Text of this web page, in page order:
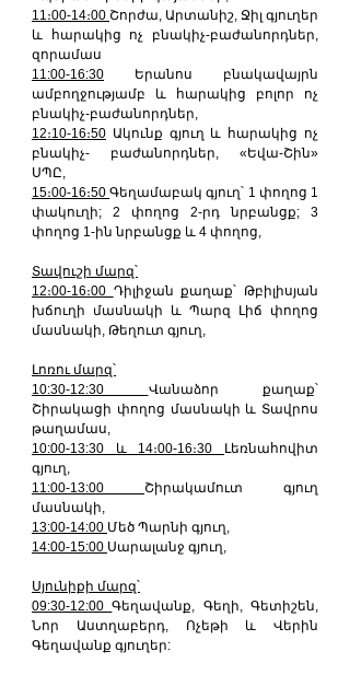
11։00-14։00 Շորժա, Արտանիշ, Ջիլ գյուղեր
և հարակից ոչ բնակիչ-բաժանորդներ,
զորամաս
11:00-16:30 Երանոս բնակավայրն
ամբողջությամբ և հարակից բոլոր ոչ
բնակիչ-բաժանորդներ,
12։10-16։50 Ակունք գյուղ և հարակից ոչ
բնակիչ- բաժանորդներ, «Եվա-Շին»
ՍՊԸ,
15։00-16։50 Գեղամաբակ գյուղ՝ 1 փողոց 1
փակուղի; 2 փողոց 2-րդ նրբանցք; 3
փողոց 1-ին նրբանցք և 4 փողոց,
Տավուշի մարզ՝
12։00-16։00 Դիլիջան քաղաք՝ Թբիլիսյան
խճուղի մասնակի և Պարզ Լիճ փողոց
մասնակի, Թեղուտ գյուղ,
Լոռու մարզ՝
10:30-12:30 Վանաձոր քաղաք՝
Շիրակացի փողոց մասնակի և Տավրոս
թաղամաս,
10:00-13:30 և 14։00-16։30 Լեռնահովիտ
գյուղ,
11:00-13:00 Շիրակամուտ գյուղ
մասնակի,
13:00-14:00 Մեծ Պարնի գյուղ,
14:00-15:00 Սարալանջ գյուղ,
Սյունիքի մարզ՝
09:30-12:00 Գեղավանք, Գեղի, Գետիշեն,
Նոր Աստղաբերդ, Ոչեթի և Վերին
Գեղավանք գյուղեր: